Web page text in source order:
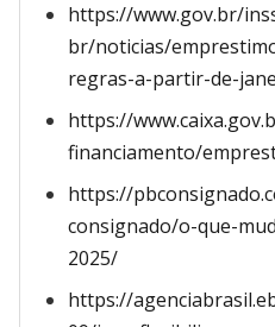
https://www.gov.br/
br/noticias/
regras-a-partir-de-
https://
financiamento/
https://
consignado/o-que-
2025/
https://